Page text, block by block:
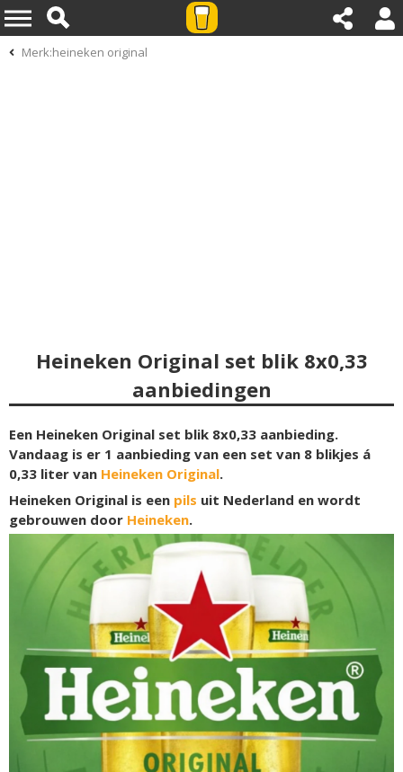
Merk:heineken original
Heineken Original set blik 8x0,33
aanbiedingen
Een Heineken Original set blik 8x0,33 aanbieding.
Vandaag is er 1 aanbieding van een set van 8 blikjes á
0,33 liter van Heineken Original.
Heineken Original is een pils uit Nederland en wordt
gebrouwen door Heineken.